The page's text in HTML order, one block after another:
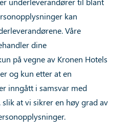
kan
Våre
dine
på vegne av Kronen Hotels
og kun etter at en
inngått i samsvar med
at vi sikrer en høy grad av